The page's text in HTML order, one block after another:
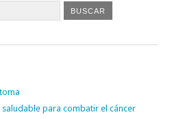
para combatir el cáncer